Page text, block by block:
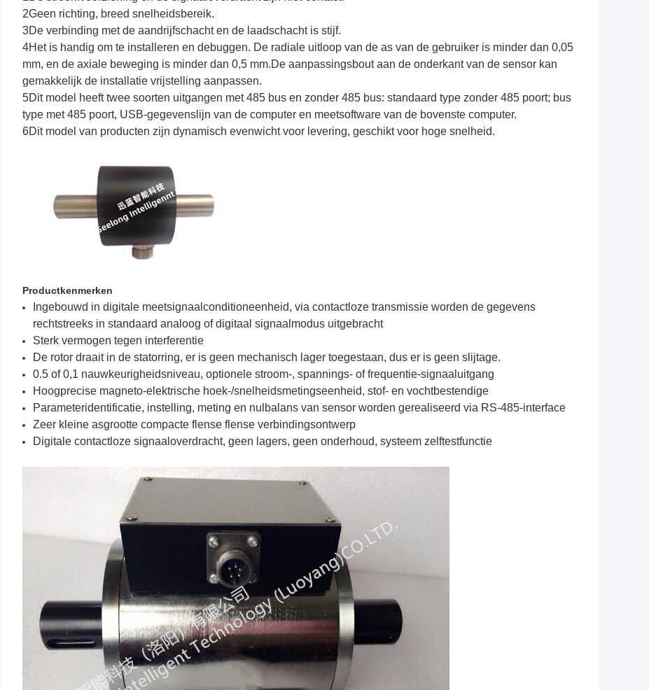
2Geen richting, breed snelheidsbereik.
3De verbinding met de aandrijfschacht en de laadschacht is stijf.
4Het is handig om te installeren en debuggen. De radiale uitloop van de as van de gebruiker is minder dan 0,05
mm, en de axiale beweging is minder dan 0,5 mm.De aanpassingsbout aan de onderkant van de sensor kan
gemakkelijk de installatie vrijstelling aanpassen.
5Dit model heeft twee soorten uitgangen met 485 bus en zonder 485 bus: standaard type zonder 485 poort; bus
type met 485 poort, USB-gegevenslijn van de computer en meetsoftware van de bovenste computer.
6Dit model van producten zijn dynamisch evenwicht voor levering, geschikt voor hoge snelheid.
Productkenmerken
Ingebouwd in digitale meetsignaalconditioneenheid, via contactloze transmissie worden de gegevens
rechtstreeks in standaard analoog of digitaal signaalmodus uitgebracht
Sterk vermogen tegen interferentie
De rotor draait in de statorring, er is geen mechanisch lager toegestaan, dus er is geen slijtage.
0.5 of 0,1 nauwkeurigheidsniveau, optionele stroom-, spannings- of frequentie-signaaluitgang
Hoogprecise magneto-elektrische hoek-/snelheidsmetingseenheid, stof- en vochtbestendige
Parameteridentificatie, instelling, meting en nulbalans van sensor worden gerealiseerd via RS-485-interface
Zeer kleine asgrootte compacte flense flense verbindingsontwerp
Digitale contactloze signaaloverdracht, geen lagers, geen onderhoud, systeem zelftestfunctie